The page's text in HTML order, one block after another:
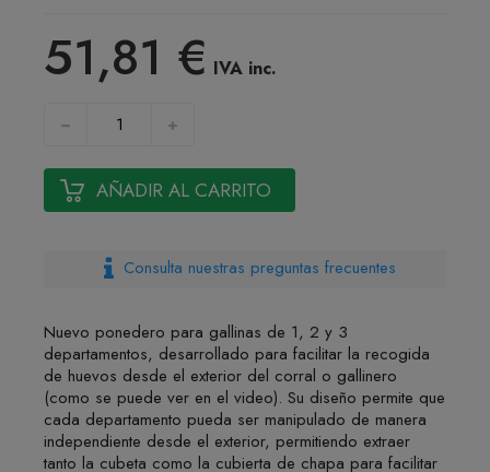
51,81 € IVA inc.
AÑADIR AL CARRITO
Consulta nuestras preguntas frecuentes
Nuevo ponedero para gallinas de 1, 2 y 3
departamentos, desarrollado para facilitar la recogida
de huevos desde el exterior del corral o gallinero
(como se puede ver en el video). Su diseño permite que
cada departamento pueda ser manipulado de manera
independiente desde el exterior, permitiendo extraer
tanto la cubeta como la cubierta de chapa para facilitar